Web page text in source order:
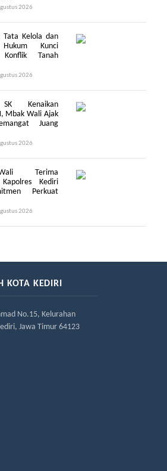
2026
Tata Kelola dan
Kunci
Konflik Tanah
2026
Kenaikan
Mbak Wali Ajak
Juang
2026
Terima
Kediri
Perkuat
2026
KOTA KEDIRI
No.15, Kelurahan
Jawa Timur 64123